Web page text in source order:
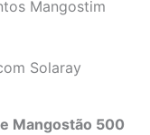
Mangostim
Solaray
Mangostão 500